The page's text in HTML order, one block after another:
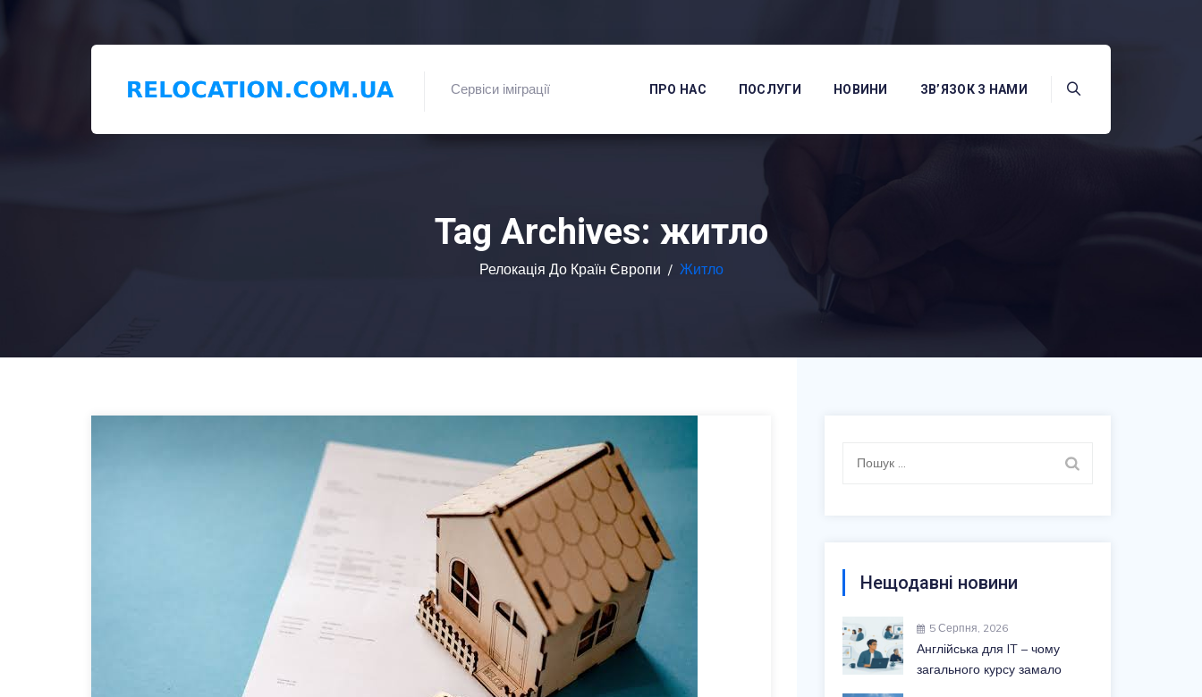
Сервіси іміграції ПРО НАС ПОСЛУГИ НОВИНИ ЗВ’ЯЗОК З НАМИ
Tag Archives: житло
Релокація До Країн Європи / Житло
Нещодавні новини
5 Серпня, 2026
Англійська для IT – чому
загального курсу замало